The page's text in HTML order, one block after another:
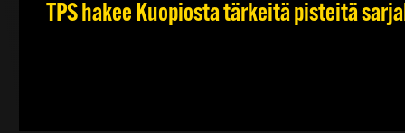
TPS hakee Kuopiosta tärkeitä pisteitä